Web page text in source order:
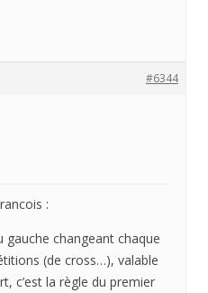
#6344
:
gauche changeant chaque
(de cross…), valable
c’est la règle du premier